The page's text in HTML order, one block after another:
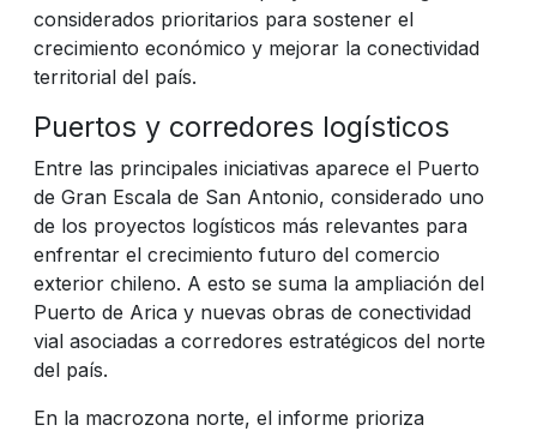
considerados prioritarios para sostener el
crecimiento económico y mejorar la conectividad
territorial del país.
Puertos y corredores logísticos
Entre las principales iniciativas aparece el Puerto
de Gran Escala de San Antonio, considerado uno
de los proyectos logísticos más relevantes para
enfrentar el crecimiento futuro del comercio
exterior chileno. A esto se suma la ampliación del
Puerto de Arica y nuevas obras de conectividad
vial asociadas a corredores estratégicos del norte
del país.
En la macrozona norte, el informe prioriza